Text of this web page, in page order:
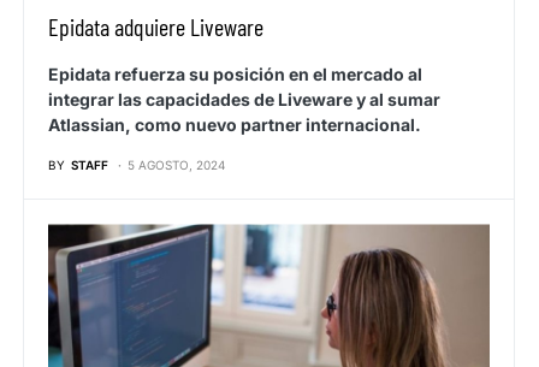
Epidata adquiere Liveware
Epidata refuerza su posición en el mercado al
integrar las capacidades de Liveware y al sumar
Atlassian, como nuevo partner internacional.
BY STAFF 5 AGOSTO, 2024